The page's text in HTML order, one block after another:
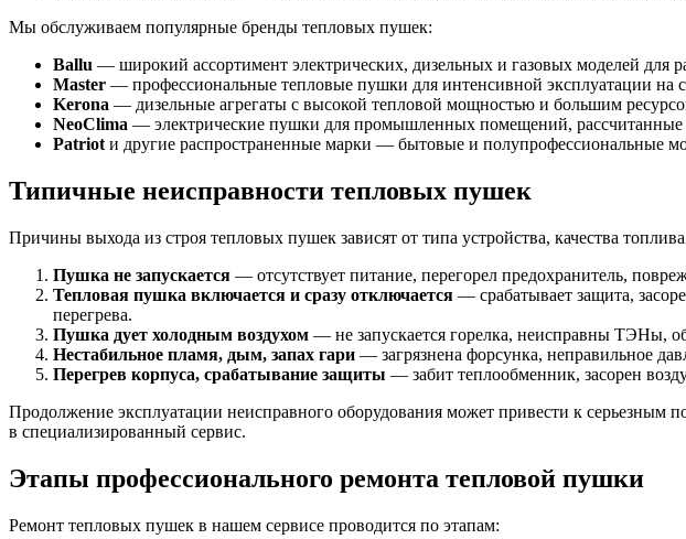
Мы обслуживаем популярные бренды тепловых пушек:
Ballu — широкий ассортимент электрических, дизельных и газовых моделей для
Master — профессиональные тепловые пушки для интенсивной эксплуатации на
Kerona — дизельные агрегаты с высокой тепловой мощностью и большим
NeoClima — электрические пушки для промышленных помещений, рассчитанные
Patriot и другие распространенные марки — бытовые и полупрофессиональные
Типичные неисправности тепловых пушек
Причины выхода из строя тепловых пушек зависят от типа устройства, качества
Пушка не запускается — отсутствует питание, перегорел предохранитель,
Тепловая пушка включается и сразу отключается — срабатывает защита,
перегрева.
Пушка дует холодным воздухом — не запускается горелка, неисправны ТЭНы,
Нестабильное пламя, дым, запах гари — загрязнена форсунка, неправильное
Перегрев корпуса, срабатывание защиты — забит теплообменник, засорен
Продолжение эксплуатации неисправного оборудования может привести к серьезным
в специализированный сервис.
Этапы профессионального ремонта тепловой пушки
Ремонт тепловых пушек в нашем сервисе проводится по этапам: